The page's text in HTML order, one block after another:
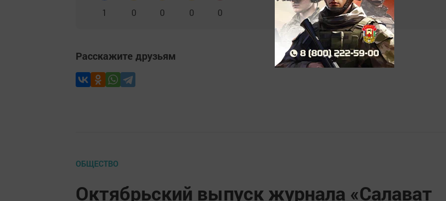
1 0 0 0 0
Расскажите друзьям
ОБЩЕСТВО
Октябрьский выпуск журнала «Салават